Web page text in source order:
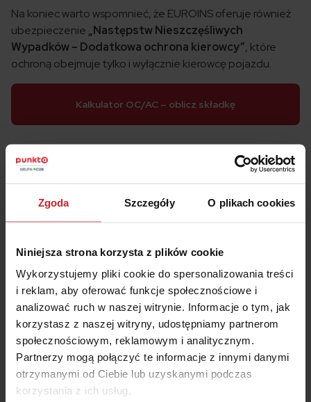
Zgoda Szczegóły O plikach cookies
Niniejsza strona korzysta z plików cookie
Wykorzystujemy pliki cookie do spersonalizowania treści
i reklam, aby oferować funkcje społecznościowe i
analizować ruch w naszej witrynie. Informacje o tym, jak
korzystasz z naszej witryny, udostępniamy partnerom
społecznościowym, reklamowym i analitycznym.
Partnerzy mogą połączyć te informacje z innymi danymi
otrzymanymi od Ciebie lub uzyskanymi podczas
korzystania z ich usług.
Na koniec warto wspomnieć, że EUROINS oferuje również
ubezpieczenie „Następstw Nieszczęśliwych
Wypadków – Dodatkowa ochrona kierowcy”, które
ochroną obejmuje tylko i wyłącznie kierowcę pojazdu.
Kalkulator OC/AC – oblicz składkę
Ubezpieczenie bagażu od EUROINS
ubezpieczenie bagażu. Dlaczego nietypowe? Bowiem
polisa obejmuje ochroną bagaż przewożony
ubezpieczonym pojazdem. Na odszkodowanie możemy
liczyć w przypadku uszkodzenia lub zniszczenia bagażu
spowodowanego na przykład zetknięciem się z innym
pojazdem, osobami czy zwierzętami, nagłego działania
siły przyrody, czy chociażby kradzieży z włamaniem.